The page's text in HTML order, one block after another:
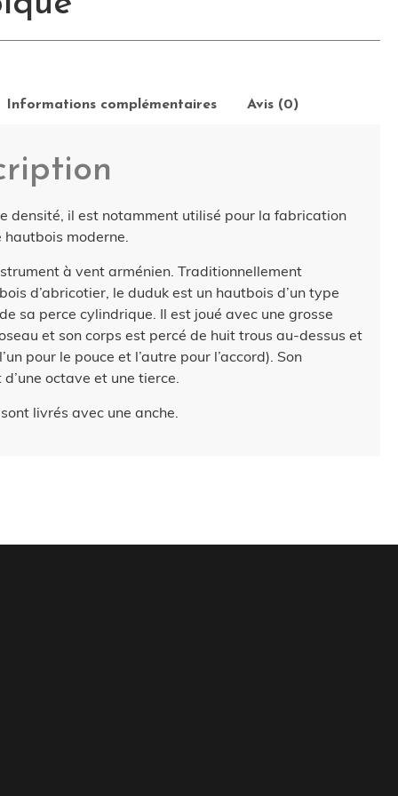
Informations complémentaires Avis (0)
densité, il est notamment utilisé pour la fabrication
moderne.
à vent arménien. Traditionnellement
d’abricotier, le duduk est un hautbois d’un type
sa perce cylindrique. Il est joué avec une grosse
et son corps est percé de huit trous au-dessus et
pour le pouce et l’autre pour l’accord). Son
octave et une tierce.
sont livrés avec une anche.